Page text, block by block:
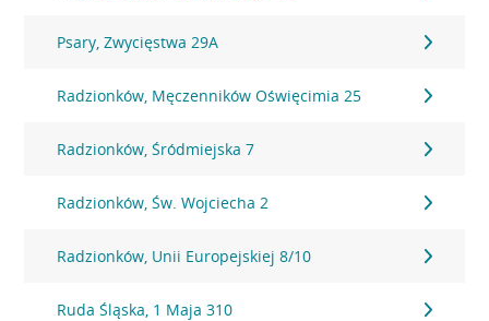
Psary, Zwycięstwa 29A
Radzionków, Męczenników Oświęcimia 25
Radzionków, Śródmiejska 7
Radzionków, Św. Wojciecha 2
Radzionków, Unii Europejskiej 8/10
Ruda Śląska, 1 Maja 310